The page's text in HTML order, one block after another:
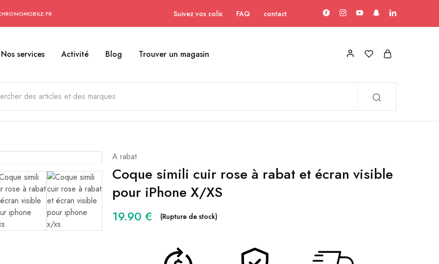
Suivez vos colis FAQ contact
Nos services Activité Blog Trouver un magasin
A rabat
Coque simili cuir rose à rabat et écran visible
pour iPhone X/XS
19.90 € (Rupture de stock)